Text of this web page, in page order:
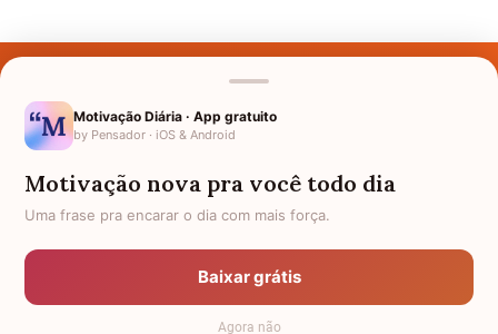
Nomes pelo Mundo
Política de Privacidade
Anuncie
Motivação Diária · App gratuito
by Pensador · iOS & Android
Motivação nova pra você todo dia
Uma frase pra encarar o dia com mais força.
Baixar grátis
Agora não